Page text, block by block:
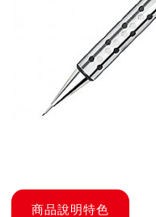
商品說明特色